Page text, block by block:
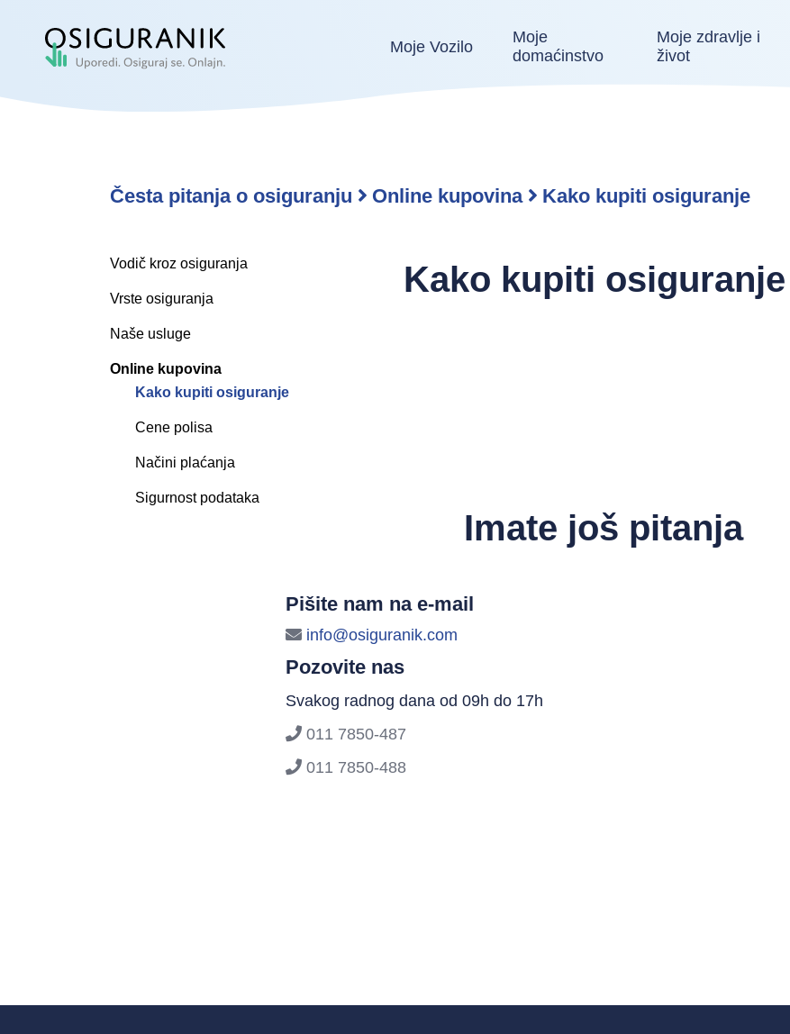
Moje Vozilo
Moje
domaćinstvo
Moje zdravlje i
život
Česta pitanja o osiguranju Online kupovina Kako kupiti osiguranje
Vodič kroz osiguranja
Vrste osiguranja
Naše usluge
Online kupovina
Kako kupiti osiguranje
Cene polisa
Načini plaćanja
Sigurnost podataka
Kako kupiti osiguranje
Imate još pitanja
Pišite nam na e-mail
info@osiguranik.com
Pozovite nas
Svakog radnog dana od 09h do 17h
011 7850-487
011 7850-488